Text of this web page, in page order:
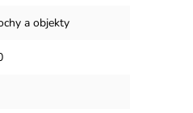
a objekty